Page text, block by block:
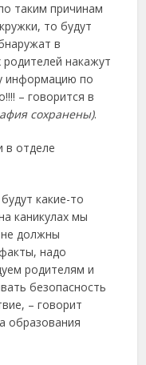
таким причинам
то будут
в
родителей накажут
информацию по
– говорится в
сохранены).
в отделе
какие-то
каникулах мы
должны
надо
родителям и
безопасность
– говорит
образования